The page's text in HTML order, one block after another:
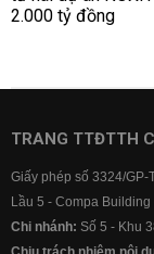
TRANG TTĐTTH
Giấy phép số 3324/GP-
Lầu 5 - Compa
Chi nhánh: Số 5 - Khu